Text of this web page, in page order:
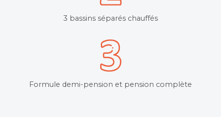
3 bassins séparés chauffés
Formule demi-pension et pension complète